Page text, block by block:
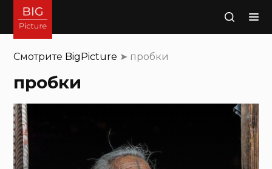
Поиск
Смотрите BigPicture ➤ пробки
пробки